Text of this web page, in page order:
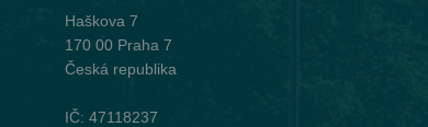
Haškova 7
170 00 Praha 7
Česká republika
IČ: 47118237